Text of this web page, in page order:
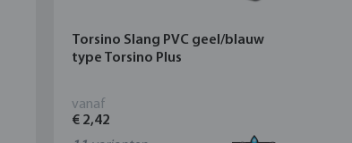
Torsino Slang PVC geel/blauw
type Torsino Plus
vanaf
€ 2,42